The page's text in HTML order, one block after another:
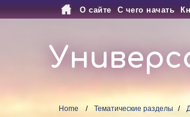
О сайте С чего начать
Home Тематические разделы